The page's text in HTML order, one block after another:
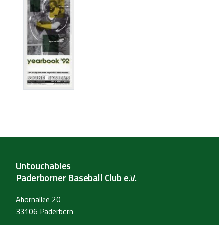
Untouchables
Paderborner Baseball Club e.V.
Ahornallee 20
33106 Paderborn